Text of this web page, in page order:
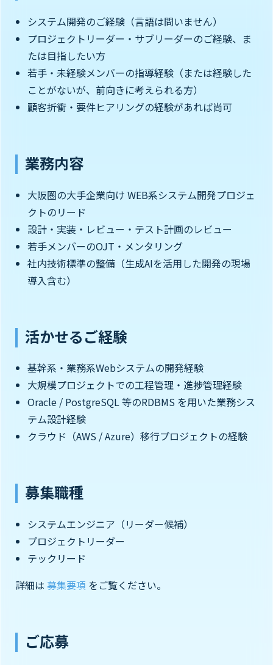
システム開発のご経験（言語は問いません）
プロジェクトリーダー・サブリーダーのご経験、ま
たは目指したい方
若手・未経験メンバーの指導経験（または経験した
ことがないが、前向きに考えられる方）
顧客折衝・要件ヒアリングの経験があれば尚可
業務内容
大阪圏の大手企業向け WEB系システム開発プロジェ
クトのリード
設計・実装・レビュー・テスト計画のレビュー
若手メンバーのOJT・メンタリング
社内技術標準の整備（生成AIを活用した開発の現場
導入含む）
活かせるご経験
基幹系・業務系Webシステムの開発経験
大規模プロジェクトでの工程管理・進捗管理経験
Oracle / PostgreSQL 等のRDBMS を用いた業務シス
テム設計経験
クラウド（AWS / Azure）移行プロジェクトの経験
募集職種
システムエンジニア（リーダー候補）
プロジェクトリーダー
テックリード
詳細は 募集要項 をご覧ください。
ご応募